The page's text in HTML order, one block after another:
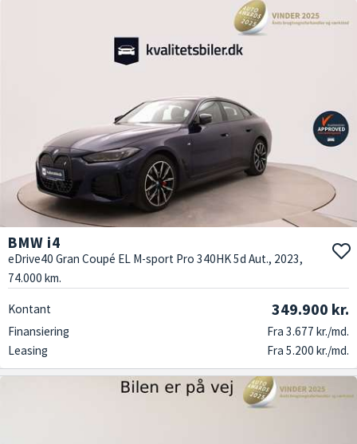
BMW i4
eDrive40 Gran Coupé EL M-sport Pro 340HK 5d Aut., 2023,
74.000 km.
Kontant 349.900 kr.
Finansiering
Fra 3.677 kr./md.
Leasing
Fra 5.200 kr./md.